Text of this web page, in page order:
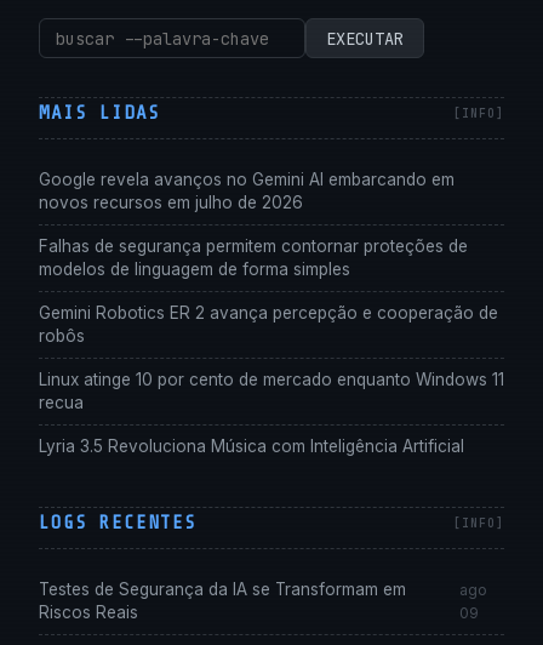
Pesquisar
por:
EXECUTAR
MAIS LIDAS
Google revela avanços no Gemini AI embarcando em
novos recursos em julho de 2026
Falhas de segurança permitem contornar proteções de
modelos de linguagem de forma simples
Gemini Robotics ER 2 avança percepção e cooperação de
robôs
Linux atinge 10 por cento de mercado enquanto Windows 11
recua
Lyria 3.5 Revoluciona Música com Inteligência Artificial
LOGS RECENTES
Testes de Segurança da IA se Transformam em
Riscos Reais
ago
09